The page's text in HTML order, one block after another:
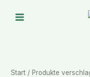
Inhalt
Start / Produkte